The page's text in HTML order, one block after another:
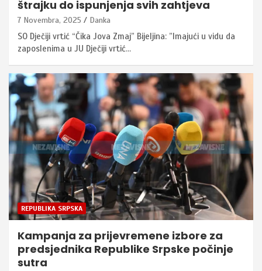
štrajku do ispunjenja svih zahtjeva
7 Novembra, 2025 Danka
SO Dječiji vrtić “Čika Jova Zmaj” Bijeljina: ”Imajući u vidu da
zaposlenima u JU Dječiji vrtić…
REPUBLIKA SRPSKA
Kampanja za prijevremene izbore za
predsjednika Republike Srpske počinje
sutra